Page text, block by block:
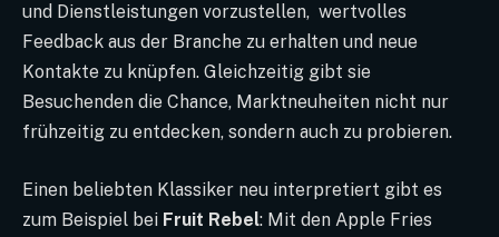
und Dienstleistungen vorzustellen, wertvolles
Feedback aus der Branche zu erhalten und neue
Kontakte zu knüpfen. Gleichzeitig gibt sie
Besuchenden die Chance, Marktneuheiten nicht nur
frühzeitig zu entdecken, sondern auch zu probieren.
Einen beliebten Klassiker neu interpretiert gibt es
zum Beispiel bei Fruit Rebel: Mit den Apple Fries